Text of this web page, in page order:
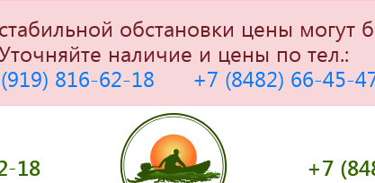
обстановки цены могут
Уточняйте наличие и цены по тел.:
816-62-18
+7 (8482) 66-45-
18 +7